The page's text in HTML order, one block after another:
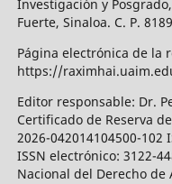
Investigación y
Fuerte, Sinaloa. C. P.
Página electrónica de la
https://
Editor responsable: Dr.
Certificado de Reserva
2026-042014104500-102
ISSN electrónico: 3122-
Nacional del Derecho de